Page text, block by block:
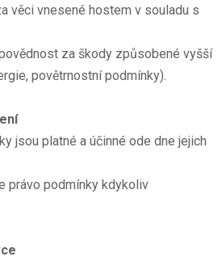
věci vnesené hostem v souladu s
za škody způsobené vyšší
povětrnostní podmínky).
jsou platné a účinné ode dne jejich
právo podmínky kdykoliv